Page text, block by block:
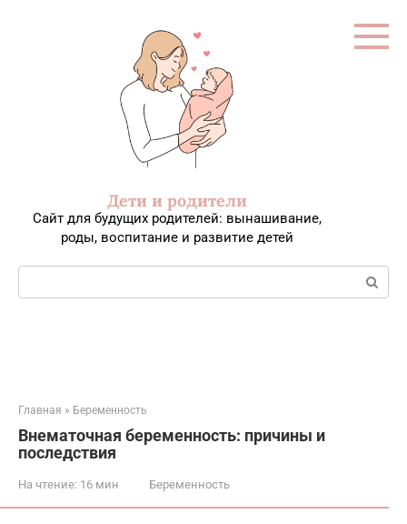
Дети и родители
Сайт для будущих родителей: вынашивание,
роды, воспитание и развитие детей
Поиск:
Главная » Беременность
Внематочная беременность: причины и
последствия
На чтение: 16 мин Беременность